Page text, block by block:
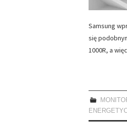
Samsung
się
1000R, a